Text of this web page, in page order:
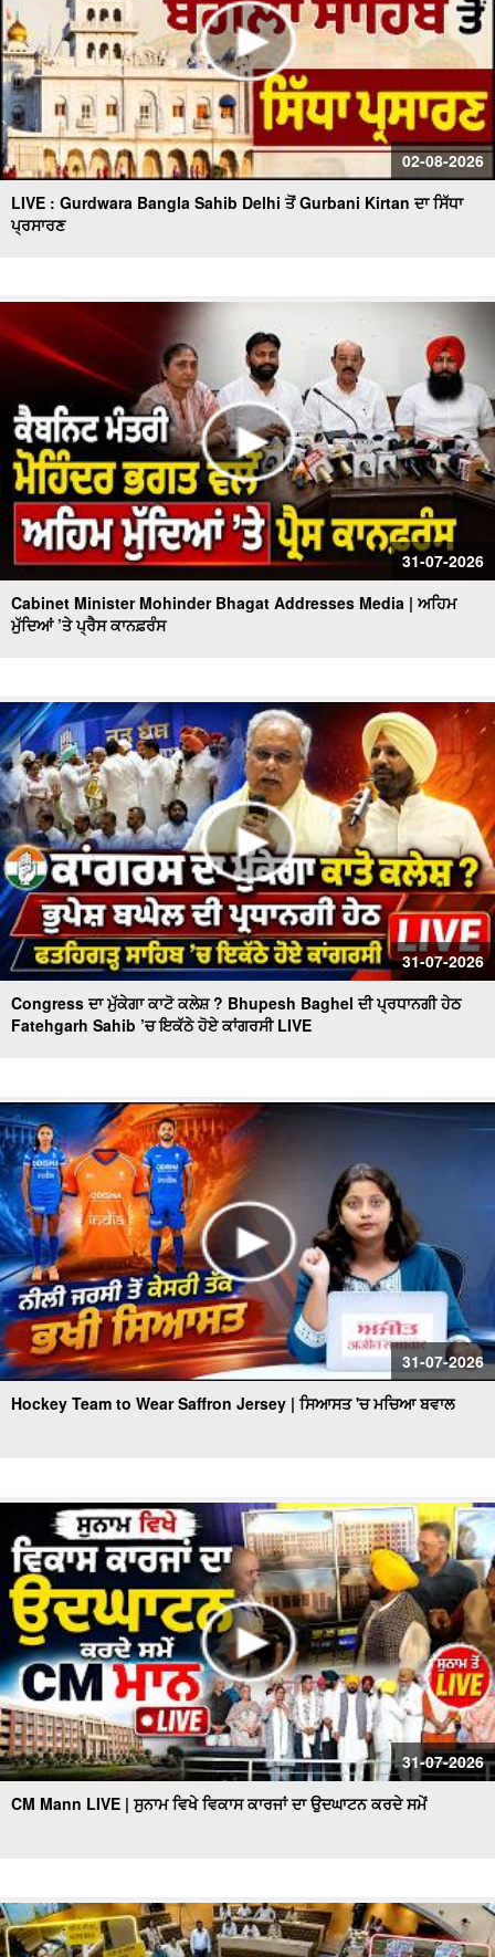
02-08-2026
LIVE : Gurdwara Bangla Sahib Delhi ਤੋਂ Gurbani Kirtan ਦਾ ਸਿੱਧਾ
ਪ੍ਰਸਾਰਣ
31-07-2026
Cabinet Minister Mohinder Bhagat Addresses Media | ਅਹਿਮ
ਮੁੱਦਿਆਂ ’ਤੇ ਪ੍ਰੈਸ ਕਾਨਫ਼ਰੰਸ
31-07-2026
Congress ਦਾ ਮੁੱਕੇਗਾ ਕਾਟੋ ਕਲੇਸ਼ ? Bhupesh Baghel ਦੀ ਪ੍ਰਧਾਨਗੀ ਹੇਠ
Fatehgarh Sahib ’ਚ ਇਕੱਠੇ ਹੋਏ ਕਾਂਗਰਸੀ LIVE
31-07-2026
Hockey Team to Wear Saffron Jersey | ਸਿਆਸਤ 'ਚ ਮਚਿਆ ਬਵਾਲ
31-07-2026
CM Mann LIVE | ਸੁਨਾਮ ਵਿਖੇ ਵਿਕਾਸ ਕਾਰਜਾਂ ਦਾ ਉਦਘਾਟਨ ਕਰਦੇ ਸਮੇਂ